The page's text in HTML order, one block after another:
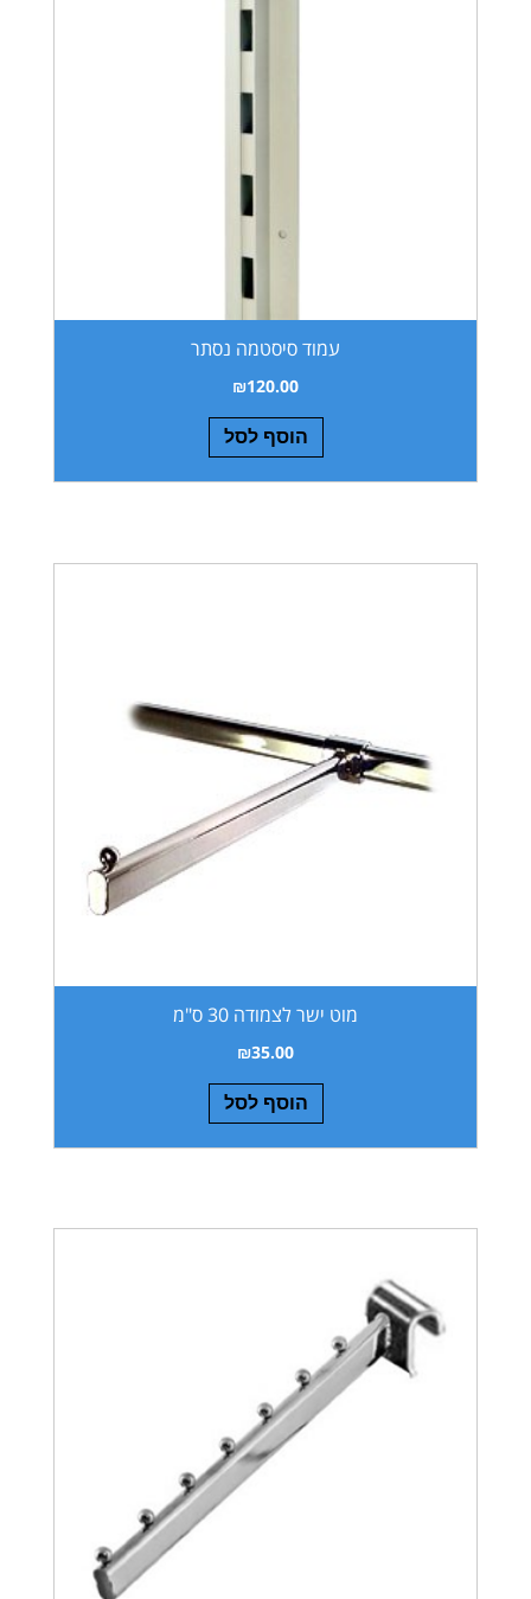
עמוד סיסטמה נסתר
₪120.00
הוסף לסל
מוט ישר לצמודה 30 ס"מ
₪35.00
הוסף לסל